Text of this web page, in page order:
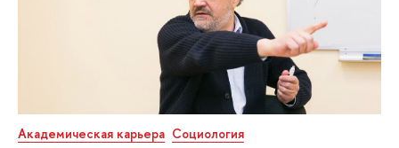
Академическая карьера Социология